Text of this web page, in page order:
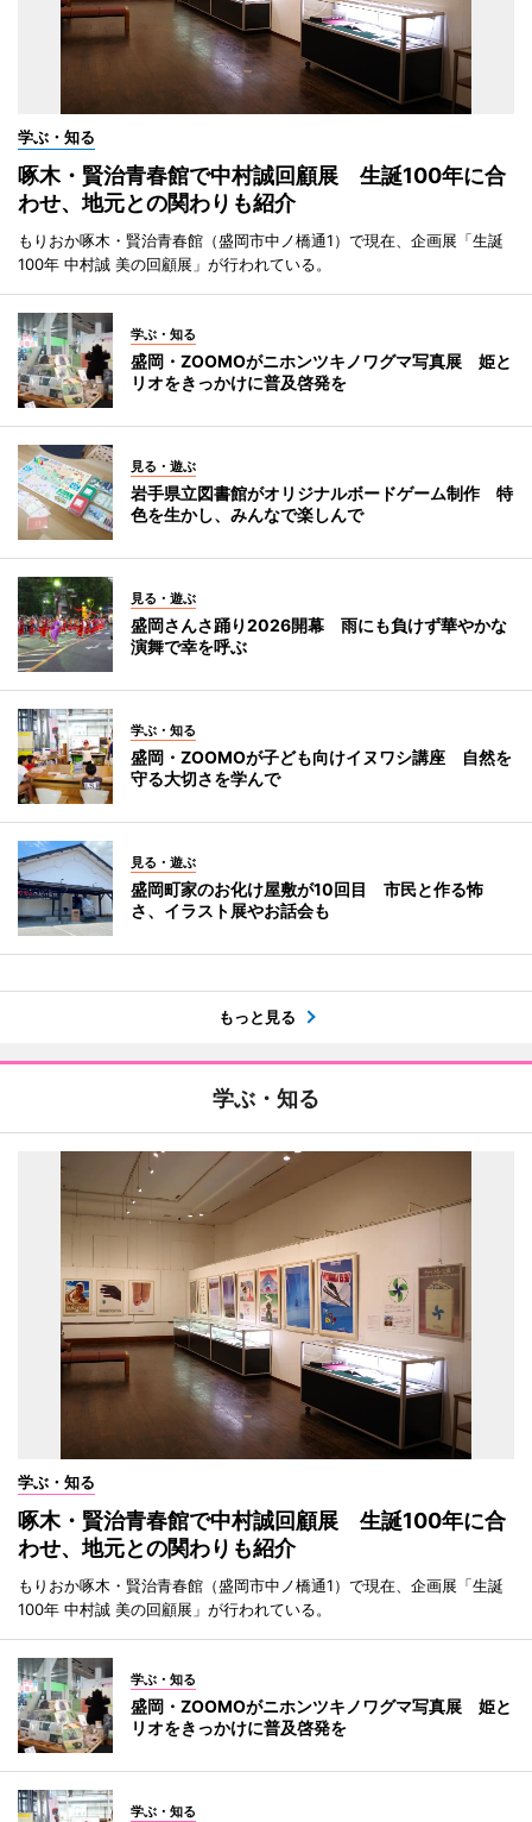
学ぶ・知る
啄木・賢治青春館で中村誠回顧展 生誕100年に合
わせ、地元との関わりも紹介
もりおか啄木・賢治青春館（盛岡市中ノ橋通1）で現在、企画展「生誕
100年 中村誠 美の回顧展」が行われている。
学ぶ・知る
盛岡・ZOOMOがニホンツキノワグマ写真展 姫と
リオをきっかけに普及啓発を
見る・遊ぶ
岩手県立図書館がオリジナルボードゲーム制作 特
色を生かし、みんなで楽しんで
見る・遊ぶ
盛岡さんさ踊り2026開幕 雨にも負けず華やかな
演舞で幸を呼ぶ
学ぶ・知る
盛岡・ZOOMOが子ども向けイヌワシ講座 自然を
守る大切さを学んで
見る・遊ぶ
盛岡町家のお化け屋敷が10回目 市民と作る怖
さ、イラスト展やお話会も
もっと見る
学ぶ・知る
学ぶ・知る
啄木・賢治青春館で中村誠回顧展 生誕100年に合
わせ、地元との関わりも紹介
もりおか啄木・賢治青春館（盛岡市中ノ橋通1）で現在、企画展「生誕
100年 中村誠 美の回顧展」が行われている。
学ぶ・知る
盛岡・ZOOMOがニホンツキノワグマ写真展 姫と
リオをきっかけに普及啓発を
学ぶ・知る